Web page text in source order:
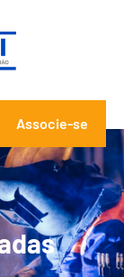
Associe-se